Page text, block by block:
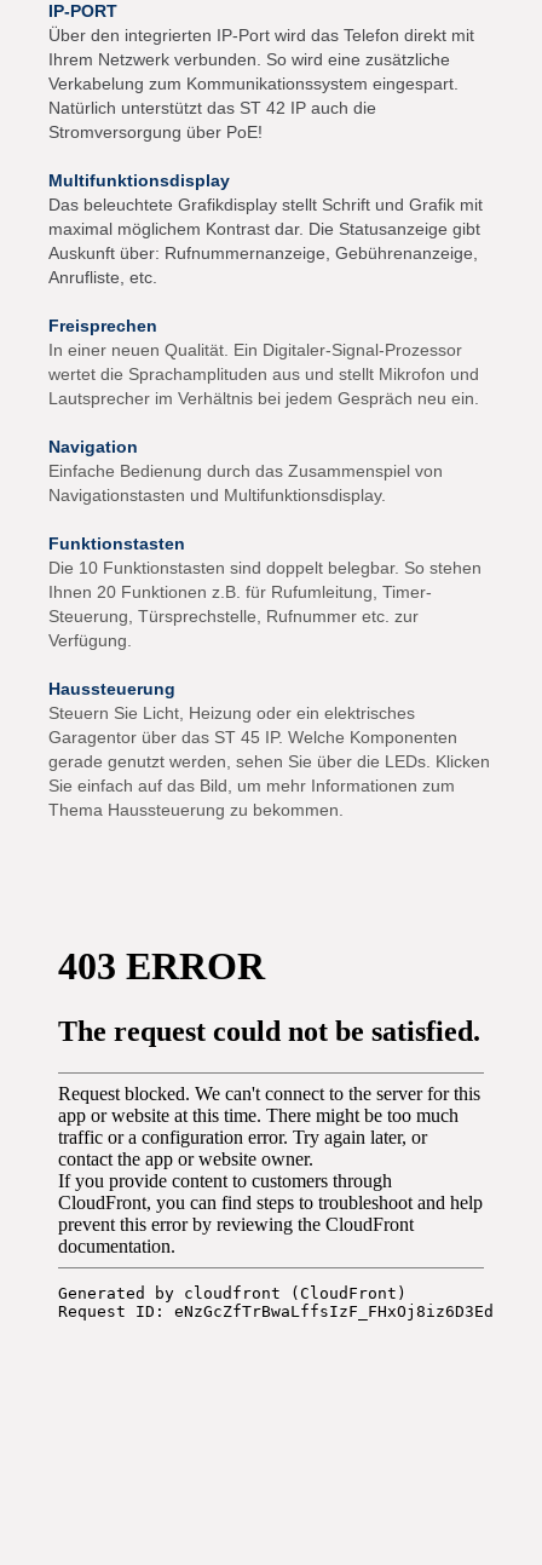
IP-PORT
Über den integrierten IP-Port wird das Telefon direkt mit
Ihrem Netzwerk verbunden. So wird eine zusätzliche
Verkabelung zum Kommunikationssystem eingespart.
Natürlich unterstützt das ST 42 IP auch die
Stromversorgung über PoE!
Multifunktionsdisplay
Das beleuchtete Grafikdisplay stellt Schrift und Grafik mit
maximal möglichem Kontrast dar. Die Statusanzeige gibt
Auskunft über: Rufnummernanzeige, Gebührenanzeige,
Anrufliste, etc.
Freisprechen
In einer neuen Qualität. Ein Digitaler-Signal-Prozessor
wertet die Sprachamplituden aus und stellt Mikrofon und
Lautsprecher im Verhältnis bei jedem Gespräch neu ein.
Navigation
Einfache Bedienung durch das Zusammenspiel von
Navigationstasten und Multifunktionsdisplay.
Funktionstasten
Die 10 Funktionstasten sind doppelt belegbar. So stehen
Ihnen 20 Funktionen z.B. für Rufumleitung, Timer-
Steuerung, Türsprechstelle, Rufnummer etc. zur
Verfügung.
Haussteuerung
Steuern Sie Licht, Heizung oder ein elektrisches
Garagentor über das ST 45 IP. Welche Komponenten
gerade genutzt werden, sehen Sie über die LEDs. Klicken
Sie einfach auf das Bild, um mehr Informationen zum
Thema Haussteuerung zu bekommen.